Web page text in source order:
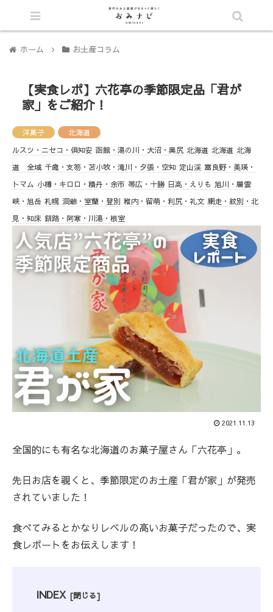
ホーム お土産コラム
【実食レポ】六花亭の季節限定品「君が
家」をご紹介！
洋菓子
北海道
ルスツ・ニセコ・倶知安 函館・湯の川・大沼・奥尻 北海道 北海道 北海
道 全域 千歳・支笏・苫小牧・滝川・夕張・空知 定山渓 富良野・美瑛・
トマム 小樽・キロロ・積丹・余市 帯広・十勝 日高・えりも 旭川・層雲
峡・旭岳 札幌 洞爺・室蘭・登別 稚内・留萌・利尻・礼文 網走・紋別・北
見・知床 釧路・阿寒・川湯・根室
2021.11.13
全国的にも有名な北海道のお菓子屋さん「六花亭」。
先日お店を覗くと、季節限定のお土産「君が家」が発売
されていました！
食べてみるとかなりレベルの高いお菓子だったので、実
食レポートをお伝えします！
INDEX
シェア